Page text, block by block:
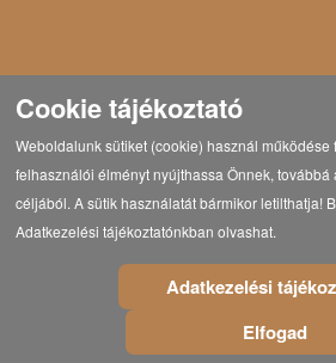
© Copyright 2021 Eötvös Károly
Cookie tájékoztató
Weboldalunk sütiket (cookie) használ
felhasználói élményt nyújthassa Önnek, továbbá
céljából. A sütik használatát bármikor letilthatja!
Adatkezelési tájékoztatónkban olvashat.
Adatkezelési
Elfogad